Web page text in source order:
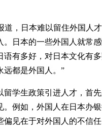
道，日本难以留住外国人
。日本的一些外国人就常
语有多好，对日本文化有
远都是外国人。”
留学生政策引进人才，首
。例如，外国人在日本办
见在于对外国人的不信任